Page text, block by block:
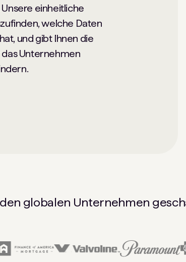
einheitliche
welche Daten
und gibt Ihnen die
Unternehmen
globalen Unternehmen